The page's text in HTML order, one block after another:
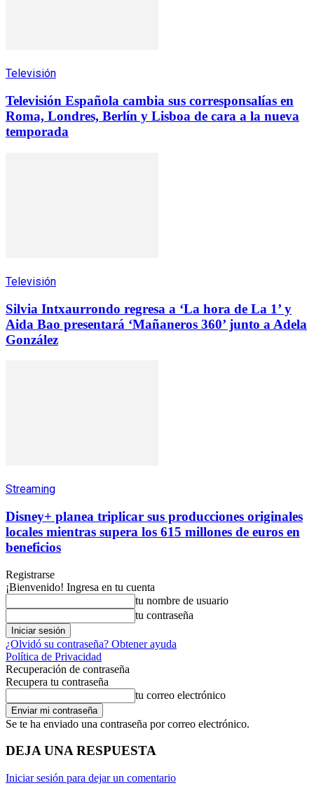
Televisión
Televisión Española cambia sus corresponsalías en
Roma, Londres, Berlín y Lisboa de cara a la nueva
temporada
Televisión
Silvia Intxaurrondo regresa a ‘La hora de La 1’ y
Aida Bao presentará ‘Mañaneros 360’ junto a Adela
González
Streaming
Disney+ planea triplicar sus producciones originales
locales mientras supera los 615 millones de euros en
beneficios
Registrarse
¡Bienvenido! Ingresa en tu cuenta
tu nombre de usuario
tu contraseña
¿Olvidó su contraseña? Obtener ayuda
Política de Privacidad
Recuperación de contraseña
Recupera tu contraseña
tu correo electrónico
Se te ha enviado una contraseña por correo electrónico.
DEJA UNA RESPUESTA
Iniciar sesión para dejar un comentario